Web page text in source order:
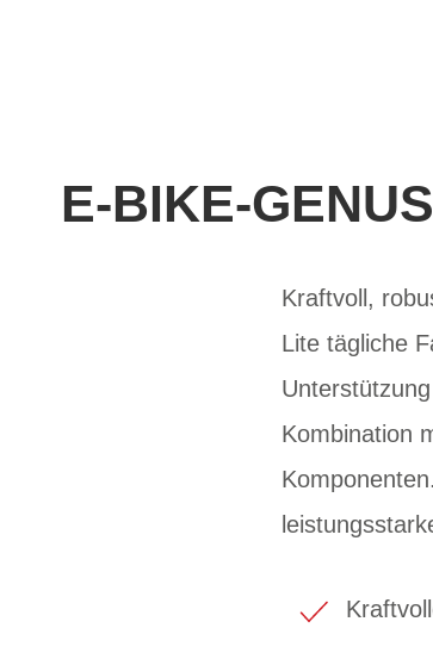
E-BIKE-
Kraftvoll,
Lite tägliche
Kombination